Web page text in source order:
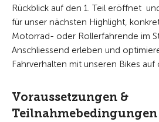
Rückblick auf den 1. Teil eröffnet
für unser nächsten Highlight,
Motorrad- oder Rollerfahrende im
Anschliessend erleben und
Fahrverhalten mit unseren Bikes
Voraussetzungen &
Teilnahmebedingungen